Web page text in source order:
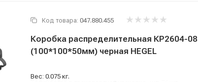
Код товара: 047.880.455
Коробка распределительная КР2604-08
(100*100*50мм) черная HEGEL
Вес: 0.075 кг.